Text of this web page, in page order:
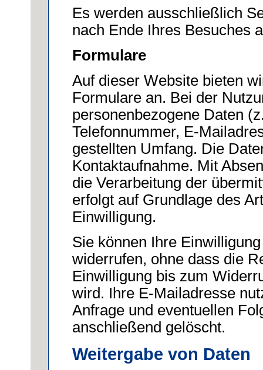
Es werden ausschließlich
nach Ende Ihres Besuches
Formulare
Auf dieser Website bieten
Formulare an. Bei der
personenbezogene Daten
Telefonnummer, E-
gestellten Umfang. Die
Kontaktaufnahme. Mit
die Verarbeitung der
erfolgt auf Grundlage des
Einwilligung.
Sie können Ihre
widerrufen, ohne dass die
Einwilligung bis zum
wird. Ihre E-Mailadresse
Anfrage und eventuellen
anschließend gelöscht.
Weitergabe von Daten